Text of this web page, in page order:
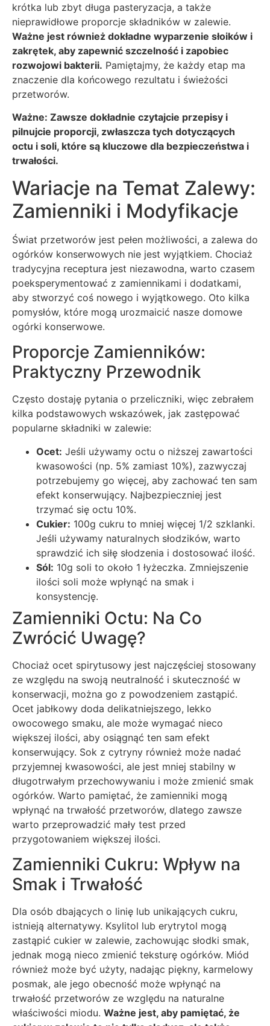
krótka lub zbyt długa pasteryzacja, a także
nieprawidłowe proporcje składników w zalewie.
Ważne jest również dokładne wyparzenie słoików i
zakrętek, aby zapewnić szczelność i zapobiec
rozwojowi bakterii. Pamiętajmy, że każdy etap ma
znaczenie dla końcowego rezultatu i świeżości
przetworów.
Ważne: Zawsze dokładnie czytajcie przepisy i
pilnujcie proporcji, zwłaszcza tych dotyczących
octu i soli, które są kluczowe dla bezpieczeństwa i
trwałości.
Wariacje na Temat Zalewy:
Zamienniki i Modyfikacje
Świat przetworów jest pełen możliwości, a zalewa do
ogórków konserwowych nie jest wyjątkiem. Chociaż
tradycyjna receptura jest niezawodna, warto czasem
poeksperymentować z zamiennikami i dodatkami,
aby stworzyć coś nowego i wyjątkowego. Oto kilka
pomysłów, które mogą urozmaicić nasze domowe
ogórki konserwowe.
Proporcje Zamienników:
Praktyczny Przewodnik
Często dostaję pytania o przeliczniki, więc zebrałem
kilka podstawowych wskazówek, jak zastępować
popularne składniki w zalewie:
Ocet: Jeśli używamy octu o niższej zawartości
kwasowości (np. 5% zamiast 10%), zazwyczaj
potrzebujemy go więcej, aby zachować ten sam
efekt konserwujący. Najbezpieczniej jest
trzymać się octu 10%.
Cukier: 100g cukru to mniej więcej 1/2 szklanki.
Jeśli używamy naturalnych słodzików, warto
sprawdzić ich siłę słodzenia i dostosować ilość.
Sól: 10g soli to około 1 łyżeczka. Zmniejszenie
ilości soli może wpłynąć na smak i
konsystencję.
Zamienniki Octu: Na Co
Zwrócić Uwagę?
Chociaż ocet spirytusowy jest najczęściej stosowany
ze względu na swoją neutralność i skuteczność w
konserwacji, można go z powodzeniem zastąpić.
Ocet jabłkowy doda delikatniejszego, lekko
owocowego smaku, ale może wymagać nieco
większej ilości, aby osiągnąć ten sam efekt
konserwujący. Sok z cytryny również może nadać
przyjemnej kwasowości, ale jest mniej stabilny w
długotrwałym przechowywaniu i może zmienić smak
ogórków. Warto pamiętać, że zamienniki mogą
wpłynąć na trwałość przetworów, dlatego zawsze
warto przeprowadzić mały test przed
przygotowaniem większej ilości.
Zamienniki Cukru: Wpływ na
Smak i Trwałość
Dla osób dbających o linię lub unikających cukru,
istnieją alternatywy. Ksylitol lub erytrytol mogą
zastąpić cukier w zalewie, zachowując słodki smak,
jednak mogą nieco zmienić teksturę ogórków. Miód
również może być użyty, nadając piękny, karmelowy
posmak, ale jego obecność może wpłynąć na
trwałość przetworów ze względu na naturalne
właściwości miodu. Ważne jest, aby pamiętać, że